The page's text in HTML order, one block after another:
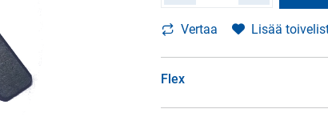
Vertaa Lisää
Flex